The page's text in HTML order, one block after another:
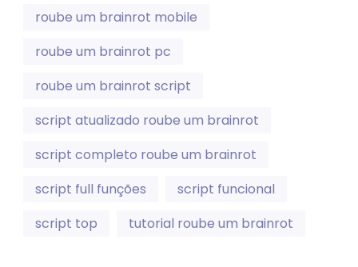
roube um brainrot mobile
roube um brainrot pc
roube um brainrot script
script atualizado roube um brainrot
script completo roube um brainrot
script full funções
script funcional
script top
tutorial roube um brainrot